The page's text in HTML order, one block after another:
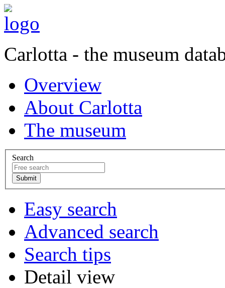
Carlotta - the museum
Overview
About Carlotta
The museum
Search
Easy search
Advanced search
Search tips
Detail view